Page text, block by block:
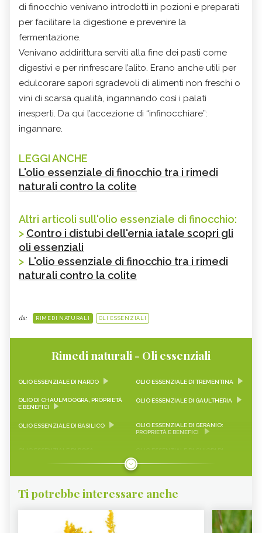
di finocchio venivano introdotti in pozioni e preparati
per facilitare la digestione e prevenire la
fermentazione.
Venivano addirittura serviti alla fine dei pasti come
digestivi e per rinfrescare l’alito. Erano anche utili per
edulcorare sapori sgradevoli di alimenti non freschi o
vini di scarsa qualità, ingannando così i palati
inesperti. Da qui l’accezione di “infinocchiare”:
ingannare.
LEGGI ANCHE
L'olio essenziale di finocchio tra i rimedi
naturali contro la colite
Altri articoli sull'olio essenziale di finocchio:
> Contro i distubi dell'ernia iatale scopri gli
oli essenziali
> L'olio essenziale di finocchio tra i rimedi
naturali contro la colite
da: RIMEDI NATURALI OLI ESSENZIALI
Rimedi naturali - Oli essenziali
OLIO ESSENZIALE DI NARDO OLIO ESSENZIALE DI TREMENTINA
OLIO DI CHAULMOOGRA, PROPRIETÀ
E BENEFICI
OLIO ESSENZIALE DI GAULTHERIA
OLIO ESSENZIALE DI BASILICO
OLIO ESSENZIALE DI GERANIO:
PROPRIETÀ E BENEFICI
OLIO ESSENZIALE DI ROSA
OLIO ESSENZIALE DI CHIODI DI
OLIO ESSENZIALE DI ARANCIO
OLIO ESSENZIALE DI CAMOMILLA
OLIO ESSENZIALE DI ALLORO
OLIO ESSENZIALE DI PINO OLIO ESSENZIALE DI CIPRESSO
Ti potrebbe interessare anche